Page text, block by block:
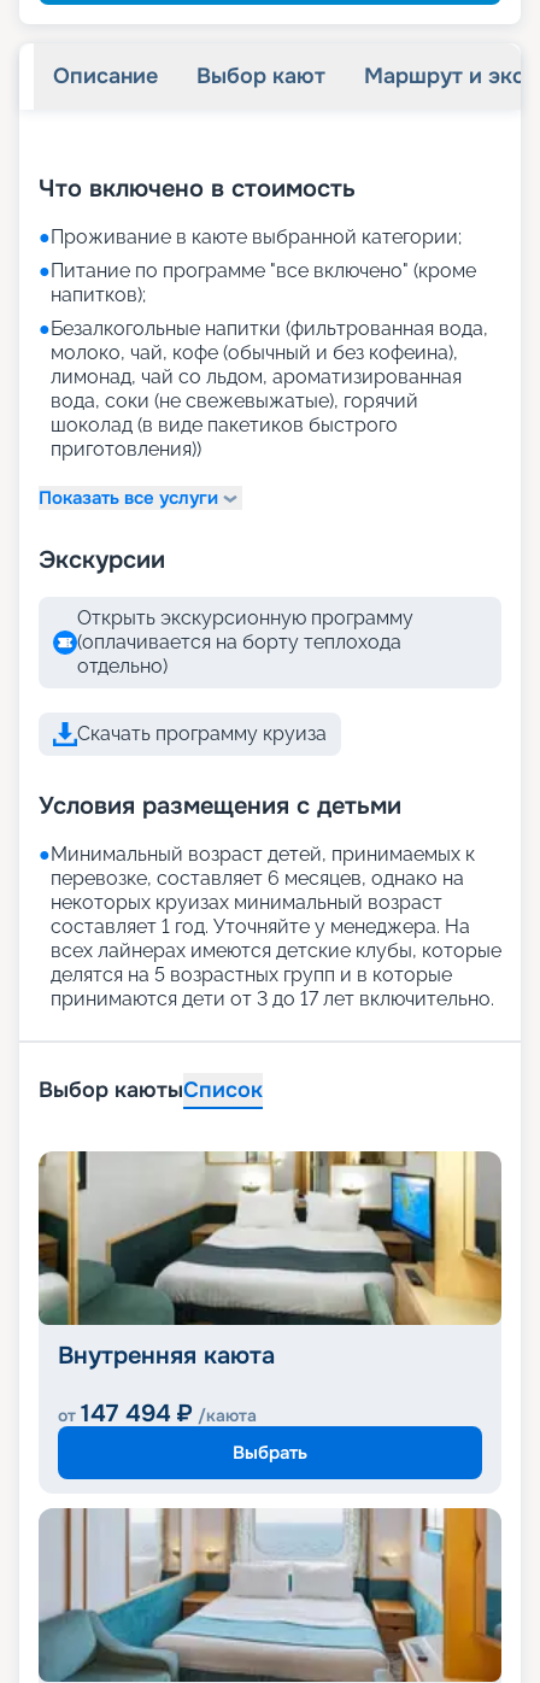
Описание Выбор кают Маршрут и
Что включено в стоимость
●Проживание в каюте выбранной категории;
●Питание по программе "все включено" (кроме
напитков);
●Безалкогольные напитки (фильтрованная вода,
молоко, чай, кофе (обычный и без кофеина),
лимонад, чай со льдом, ароматизированная
вода, соки (не свежевыжатые), горячий
шоколад (в виде пакетиков быстрого
приготовления))
Показать все услуги
Экскурсии
Открыть экскурсионную программу
(оплачивается на борту теплохода
отдельно)
Скачать программу круиза
Условия размещения с детьми
●Минимальный возраст детей, принимаемых к
перевозке, составляет 6 месяцев, однако на
некоторых круизах минимальный возраст
составляет 1 год. Уточняйте у менеджера. На
всех лайнерах имеются детские клубы, которые
делятся на 5 возрастных групп и в которые
принимаются дети от 3 до 17 лет включительно.
Выбор каютыСписок
Внутренняя каюта
от 147 494 ₽ /каюта
Выбрать